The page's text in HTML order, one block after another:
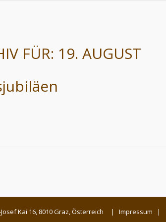
FÜR: 19. AUGUST
Kai 16, 8010 Graz, Österreich | Impressum |